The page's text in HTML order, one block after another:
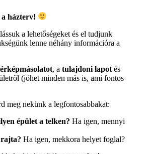
házterv!
a lehetőségeket és el tudjunk
lenne néhány információra a
, a tulajdoni lapot és
(jöhet minden más is, ami fontos
meg nekünk a legfontosabbakat:
épület a telken? Ha igen, mennyi
Ha igen, mekkora helyet foglal?